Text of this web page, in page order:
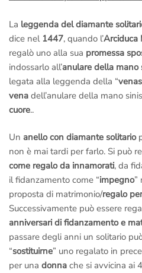
La leggenda del diamante
dice nel 1447, quando l’Arciduca
regalò uno alla sua promessa
indossarlo all’anulare della mano
legata alla leggenda della “
vena dell’anulare della mano
cuore..
Un anello con diamante solitario
non è mai tardi per farlo. Si può
come regalo da innamorati, da
il fidanzamento come “impegno”
proposta di matrimonio/regalo
Successivamente può essere
anniversari di fidanzamento e
passare degli anni un solitario
“sostituirne” uno regalato in
per una donna che si avvicina ai